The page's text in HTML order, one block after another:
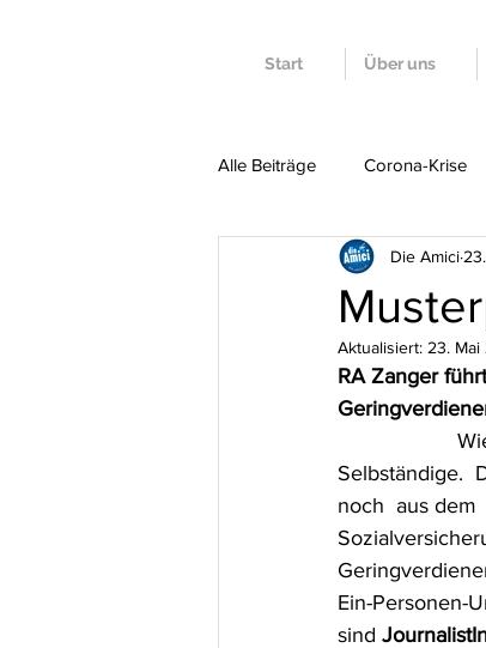
Start Über uns
Alle Beiträge Corona-Krise
Round Tables Offene
Die Amici
Aktualisiert: 23.
RA Zanger
Selbständige.
noch  aus dem
Ein-Personen-
sind